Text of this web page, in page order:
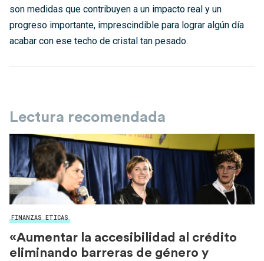
son medidas que contribuyen a un impacto real y un
progreso importante, imprescindible para lograr algún día
acabar con ese techo de cristal tan pesado.
Lectura recomendada
FINANZAS ETICAS
«Aumentar la accesibilidad al crédito
eliminando barreras de género y